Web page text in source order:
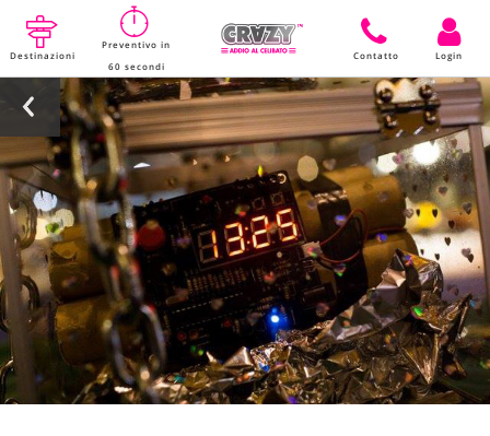
Destinazioni
Preventivo in
60 secondi
Contatto Login